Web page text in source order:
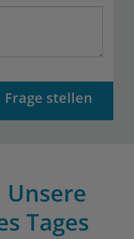
Frage stellen
Tages